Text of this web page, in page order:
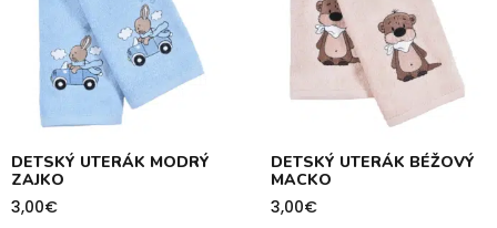
DETSKÝ UTERÁK MODRÝ
ZAJKO
3,00€
DETSKÝ UTERÁK BÉŽOVÝ
MACKO
3,00€